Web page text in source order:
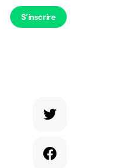
S’inscrire